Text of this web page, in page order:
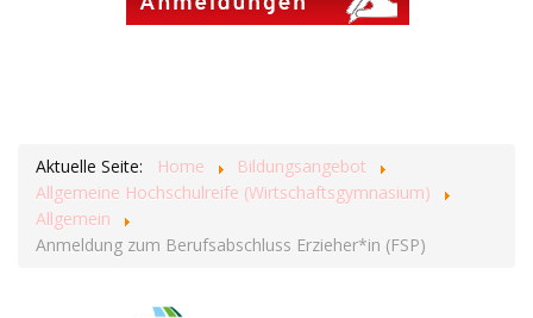
Aktuelle Seite: Home
Bildungsangebot
Allgemeine Hochschulreife (Wirtschaftsgymnasium)
Allgemein
Anmeldung zum Berufsabschluss Erzieher*in (FSP)